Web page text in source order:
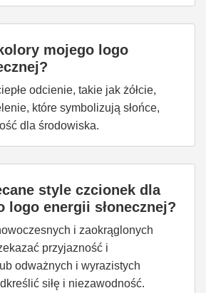
mojego logo
odcienie, takie jak żółcie,
które symbolizują słońce,
dla środowiska.
style czcionek dla
logo energii słonecznej?
i zaokrąglonych
przyjazność i
odważnych i wyrazistych
siłę i niezawodność.